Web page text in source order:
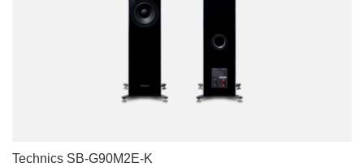
Technics SB-G90M2E-K